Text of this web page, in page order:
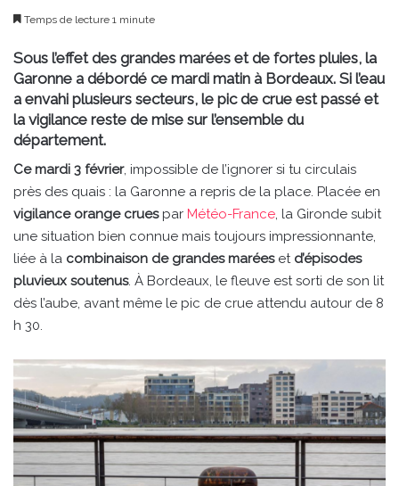
Temps de lecture 1 minute
Sous l’effet des grandes marées et de fortes pluies, la
Garonne a débordé ce mardi matin à Bordeaux. Si l’eau
a envahi plusieurs secteurs, le pic de crue est passé et
la vigilance reste de mise sur l’ensemble du
département.
Ce mardi 3 février, impossible de l’ignorer si tu circulais
près des quais : la Garonne a repris de la place. Placée en
vigilance orange cruespar Météo-France, la Gironde subit
une situation bien connue mais toujours impressionnante,
liée à la combinaison de grandes maréeset d’épisodes
pluvieux soutenus. À Bordeaux, le fleuve est sorti de son lit
dès l’aube, avant même le pic de crue attendu autour de 8
h 30.